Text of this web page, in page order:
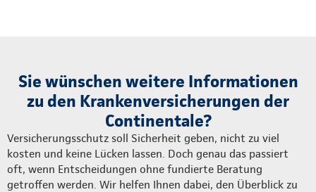
Sie wünschen weitere Informationen
zu den Krankenversicherungen der
Continentale?
Versicherungsschutz soll Sicherheit geben, nicht zu viel
kosten und keine Lücken lassen. Doch genau das passiert
oft, wenn Entscheidungen ohne fundierte Beratung
getroffen werden. Wir helfen Ihnen dabei, den Überblick zu